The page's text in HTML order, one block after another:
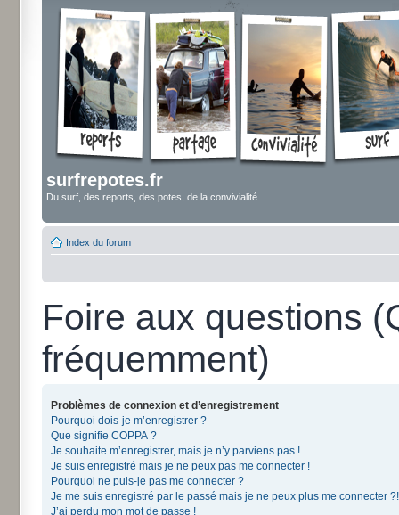
surfrepotes.fr
Du surf, des reports, des potes, de la convivialité
Index du forum
Foire aux questions
fréquemment)
Problèmes de connexion et d’enregistrement
Pourquoi dois-je m’enregistrer ?
Que signifie COPPA ?
Je souhaite m’enregistrer, mais je n’y parviens pas !
Je suis enregistré mais je ne peux pas me connecter !
Pourquoi ne puis-je pas me connecter ?
Je me suis enregistré par le passé mais je ne peux plus me connecter ?!
J’ai perdu mon mot de passe !